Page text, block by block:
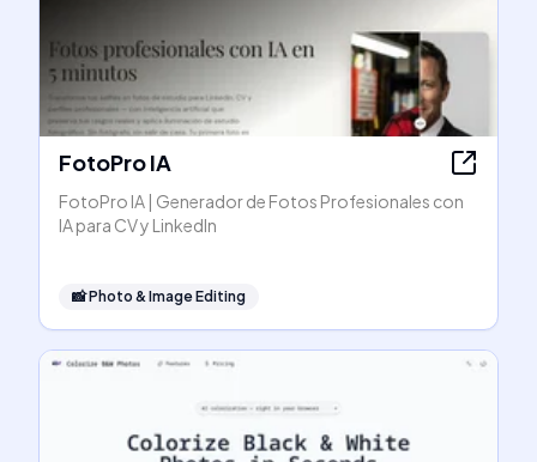
FotoPro IA
FotoPro IA | Generador de Fotos Profesionales con
IA para CV y LinkedIn
📸Photo & Image Editing